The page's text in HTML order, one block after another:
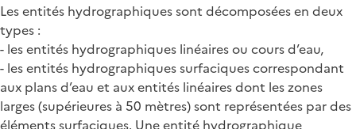
Les entités hydrographiques sont décomposées en deux
types :
- les entités hydrographiques linéaires ou cours d’eau,
- les entités hydrographiques surfaciques correspondant
aux plans d’eau et aux entités linéaires dont les zones
larges (supérieures à 50 mètres) sont représentées par des
éléments surfaciques. Une entité hydrographique